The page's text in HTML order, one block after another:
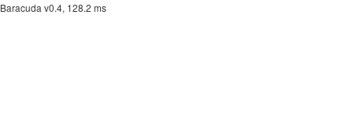
Baracuda v0.4, 128.2 ms